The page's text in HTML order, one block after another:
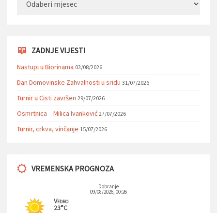
ZADNJE VIJESTI
Nastupi u Biorinama 03/08/2026
Dan Domovinske Zahvalnosti u sridu 31/07/2026
Turnir u Cisti završen 29/07/2026
Osmrtnica – Milica Ivanković 27/07/2026
Turnir, crkva, vinčanje 15/07/2026
VREMENSKA PROGNOZA
Dobranje
09/08/2026, 00:26
Vedro
23°C